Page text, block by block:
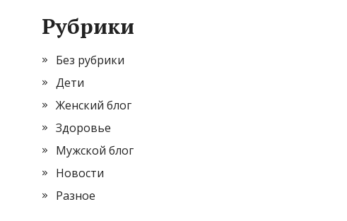
Рубрики
Без рубрики
Дети
Женский блог
Здоровье
Мужской блог
Новости
Разное